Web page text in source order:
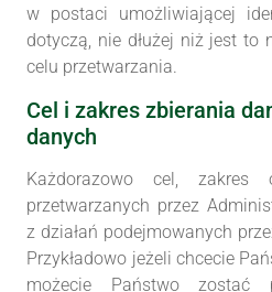
w postaci umożliwiającej
dotyczą, nie dłużej niż jest to
celu przetwarzania.
Cel i zakres zbierania
danych
Każdorazowo cel, zakres
przetwarzanych przez
z działań podejmowanych
Przykładowo jeżeli chcecie
możecie Państwo zostać